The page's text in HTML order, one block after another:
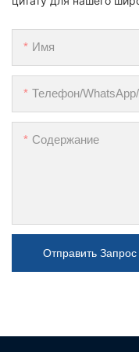
Имя
Телефон/
Содержание
Отправить